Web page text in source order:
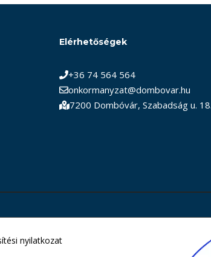
Elérhetőségek
+36 74 564 564
onkormanyzat@dombovar.hu
7200 Dombóvár, Szabadság u. 18.
nyilatkozat